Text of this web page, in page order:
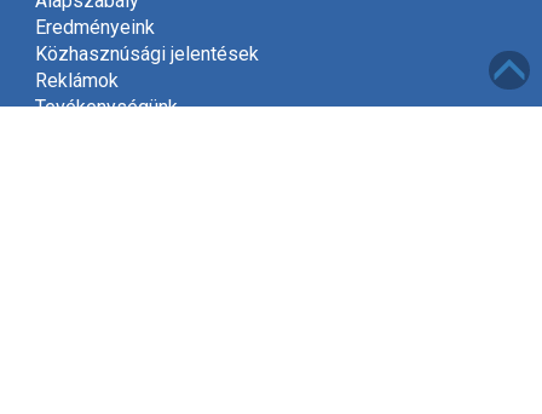
Eredményeink
Közhasznúsági jelentések
Reklámok
Tevékenységünk